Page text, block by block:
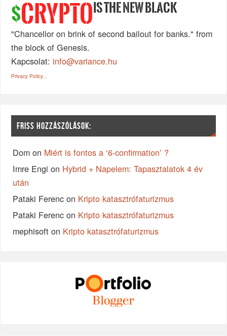
$CRYPTO IS THE NEW BLACK
"Chancellor on brink of second bailout for banks." from
the block of Genesis.
Kapcsolat: info@variance.hu
Privacy Policy...
FRISS HOZZÁSZÓLÁSOK:
Dom on Miért is fontos a ‘6-confirmation’ ?
Imre Engi on Hybrid + Napelem: Tapasztalatok 4 év
után
Pataki Ferenc on Kripto katasztrófaturizmus
Pataki Ferenc on Kripto katasztrófaturizmus
mephisoft on Kripto katasztrófaturizmus